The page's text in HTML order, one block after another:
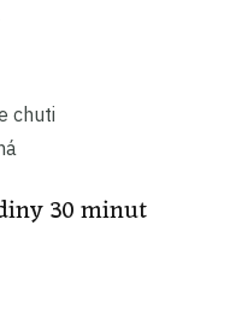
chuti
30 minut